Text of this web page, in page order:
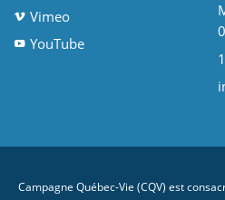
Vimeo
YouTube
Campagne Québec-Vie (CQV) est